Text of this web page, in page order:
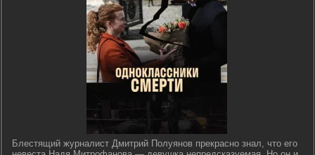
Блестящий журналист Дмитрий Полуянов прекрасно знал, что его